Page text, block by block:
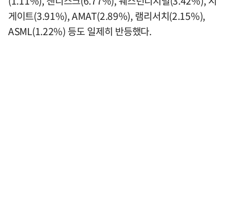
게이트(3.91%), AMAT(2.89%), 램리서치(2.15%),
ASML(1.22%) 등도 일제히 반등했다.